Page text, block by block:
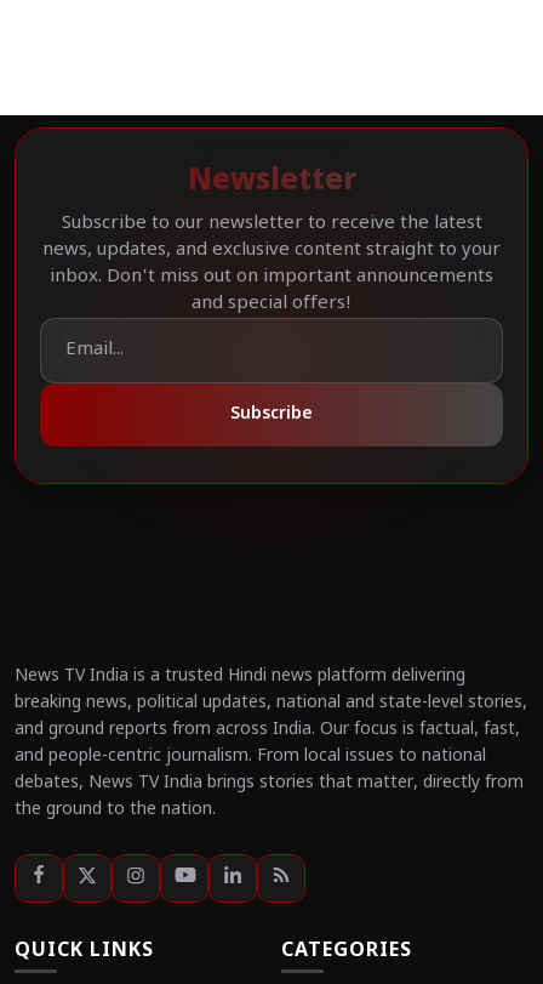
Newsletter
Subscribe to our newsletter to receive the latest
news, updates, and exclusive content straight to your
inbox. Don't miss out on important announcements
and special offers!
Subscribe
News TV India is a trusted Hindi news platform delivering
breaking news, political updates, national and state-level stories,
and ground reports from across India. Our focus is factual, fast,
and people-centric journalism. From local issues to national
debates, News TV India brings stories that matter, directly from
the ground to the nation.
QUICK LINKS CATEGORIES